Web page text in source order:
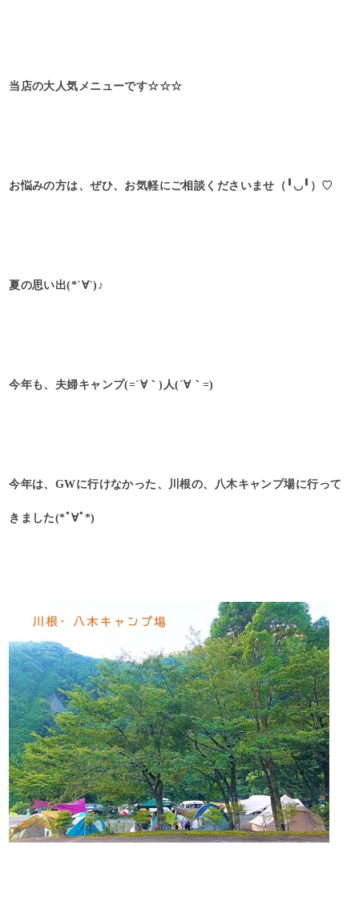
当店の大人気メニューです☆☆☆
お悩みの方は、ぜひ、お気軽にご相談くださいませ（╹◡╹）♡
夏の思い出(*´∀`)♪
今年も、夫婦キャンプ(=´∀｀)人(´∀｀=)
今年は、GWに行けなかった、川根の、八木キャンプ場に行って
きました(*ﾟ∀ﾟ*)